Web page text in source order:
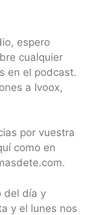
espero
cualquier
en el podcast.
a Ivoox,
por vuestra
como en
del día y
y el lunes nos